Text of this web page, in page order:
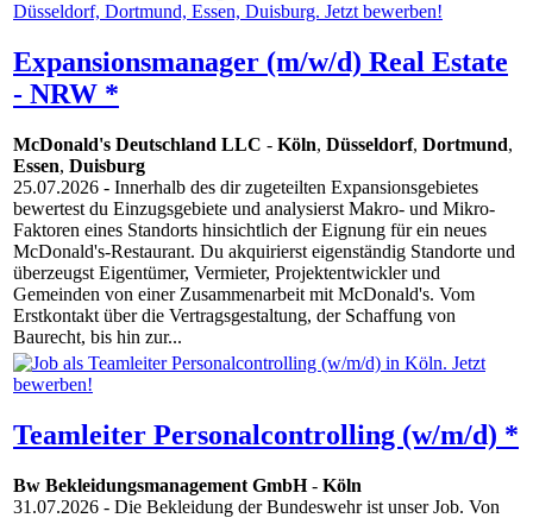
Expansionsmanager (m/w/d) Real Estate
- NRW *
McDonald's Deutschland LLC - Köln, Düsseldorf, Dortmund,
Essen, Duisburg
25.07.2026 - Innerhalb des dir zugeteilten Expansionsgebietes
bewertest du Einzugsgebiete und analysierst Makro- und Mikro-
Faktoren eines Standorts hinsichtlich der Eignung für ein neues
McDonald's-Restaurant. Du akquirierst eigenständig Standorte und
überzeugst Eigentümer, Vermieter, Projektentwickler und
Gemeinden von einer Zusammenarbeit mit McDonald's. Vom
Erstkontakt über die Vertragsgestaltung, der Schaffung von
Baurecht, bis hin zur...
Teamleiter Personalcontrolling (w/m/d) *
Bw Bekleidungsmanagement GmbH- Köln
31.07.2026 - Die Bekleidung der Bundeswehr ist unser Job. Von